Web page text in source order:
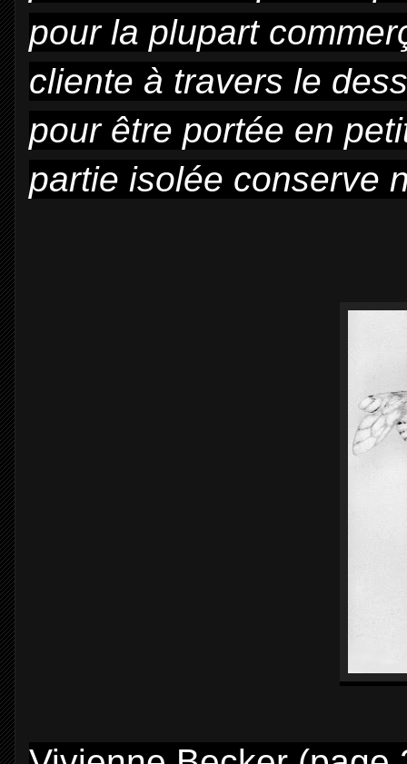
pour la plupart
cliente à travers le
pour être portée en
partie isolée conserve